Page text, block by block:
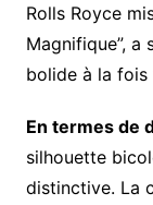
Rolls Royce
Magnifique”, a
bolide à la
En termes de
silhouette
distinctive. La